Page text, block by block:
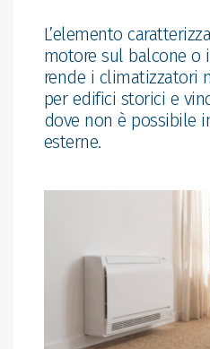
L’elemento
motore sul balcone o
rende i climatizzatori
per edifici storici e
dove non è possibile
esterne.